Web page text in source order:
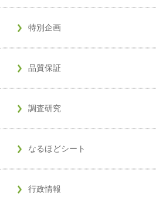
特別企画
品質保証
調査研究
なるほどシート
行政情報